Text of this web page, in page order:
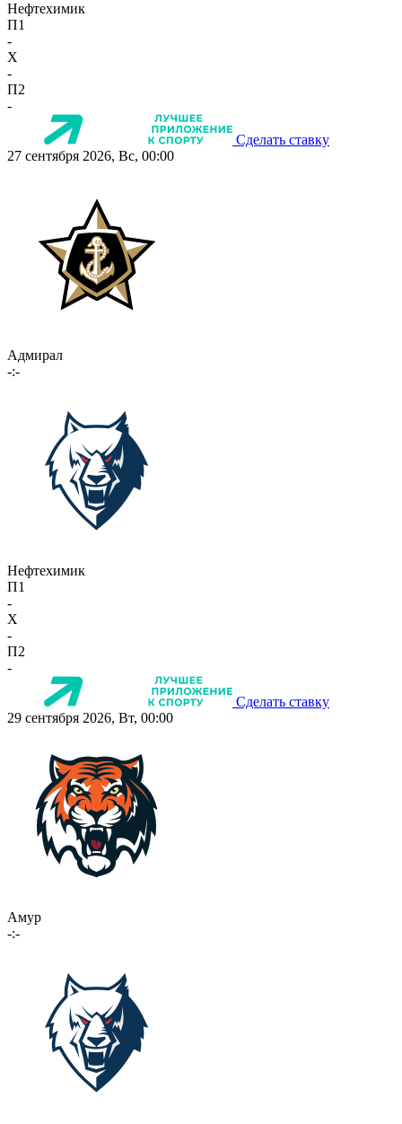
Нефтехимик
П1
-
X
-
П2
-
Сделать ставку
27 сентября 2026, Вс, 00:00
Адмирал
-:-
Нефтехимик
П1
-
X
-
П2
-
Сделать ставку
29 сентября 2026, Вт, 00:00
Амур
-:-